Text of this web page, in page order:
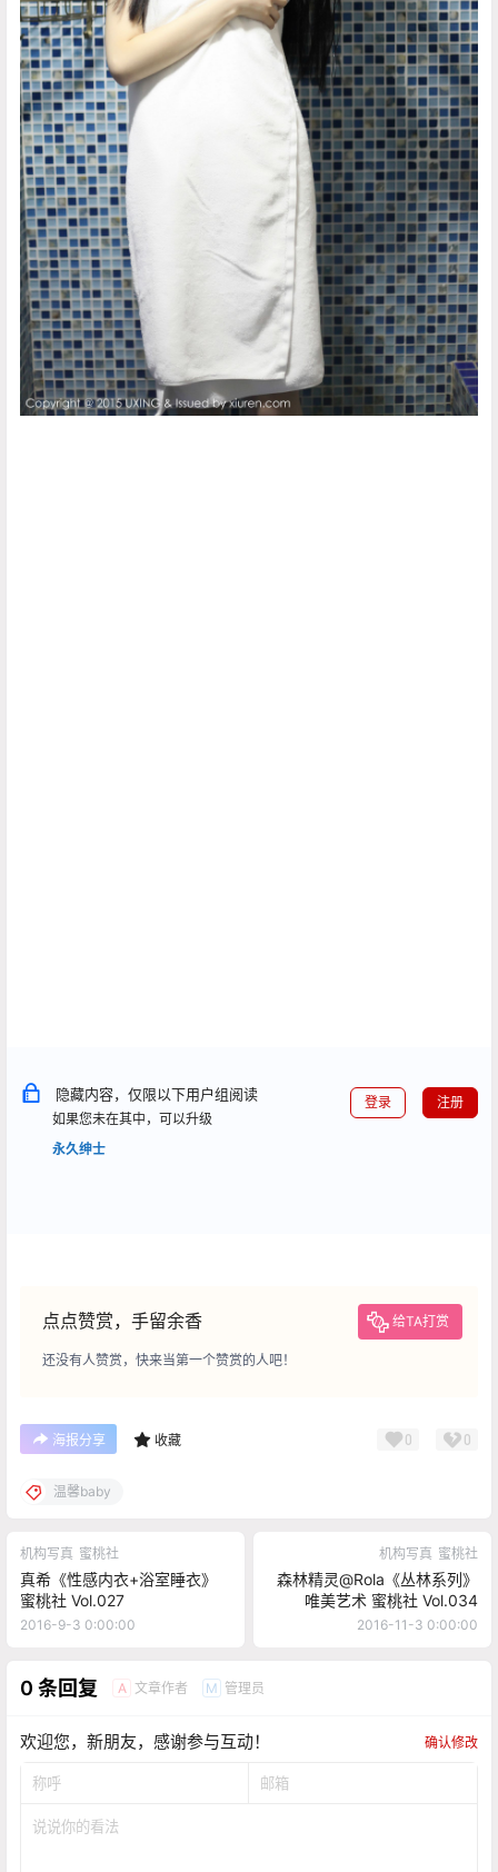
隐藏内容，仅限以下用户组阅读
如果您未在其中，可以升级
永久绅士
登录 注册
点点赞赏，手留余香 给TA打赏
还没有人赞赏，快来当第一个赞赏的人吧！
海报分享 收藏 0 0
温馨baby
机构写真 蜜桃社
真希《性感内衣+浴室睡衣》
蜜桃社 Vol.027
2016-9-3 0:00:00
机构写真 蜜桃社
森林精灵@Rola《丛林系列》
唯美艺术 蜜桃社 Vol.034
2016-11-3 0:00:00
0 条回复 A 文章作者 M 管理员
欢迎您，新朋友，感谢参与互动！ 确认修改